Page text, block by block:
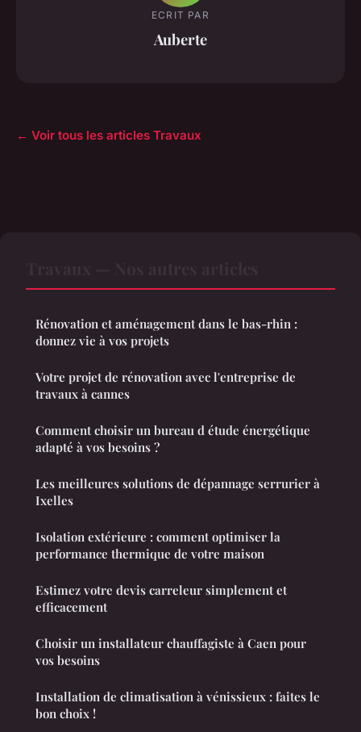
ECRIT PAR
Auberte
← Voir tous les articles Travaux
Rénovation et aménagement dans le bas-rhin :
donnez vie à vos projets
Votre projet de rénovation avec l'entreprise de
travaux à cannes
Comment choisir un bureau d étude énergétique
adapté à vos besoins ?
Les meilleures solutions de dépannage serrurier à
Ixelles
Isolation extérieure : comment optimiser la
performance thermique de votre maison
Estimez votre devis carreleur simplement et
efficacement
Choisir un installateur chauffagiste à Caen pour
vos besoins
Installation de climatisation à vénissieux : faites le
bon choix !